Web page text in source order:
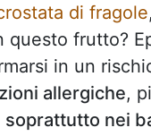
di fragole
questo frutto?
in un
allergiche,
soprattutto nei